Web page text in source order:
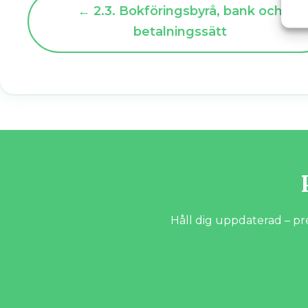
← 2.3. Bokföringsbyrå, bank och
betalningssätt
Håll dig uppdaterad –